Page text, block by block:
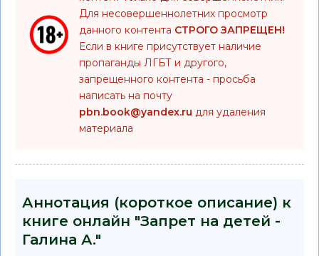
Для несовершеннолетних просмотр
данного контента СТРОГО ЗАПРЕЩЕН!
Если в книге присутствует наличие
пропаганды ЛГБТ и другого,
запрещенного контента - просьба
написать на почту
pbn.book@yandex.ru для удаления
материала
Аннотация (короткое описание) к
книге онлайн "Запрет на детей -
Галина А."